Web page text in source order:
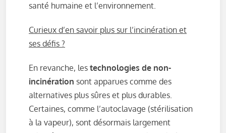
santé humaine et l’environnement.
Curieux d’en savoir plus sur l’incinération et
ses défis ?
En revanche, les technologies de non-
incinération sont apparues comme des
alternatives plus sûres et plus durables.
Certaines, comme l’autoclavage (stérilisation
à la vapeur), sont désormais largement